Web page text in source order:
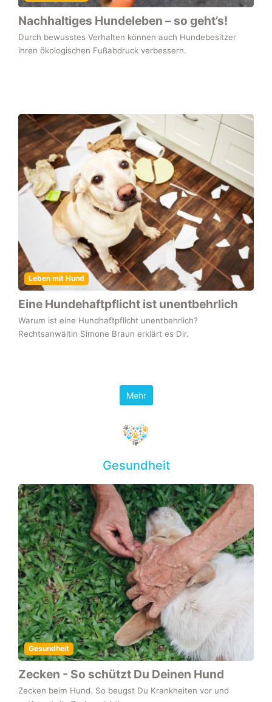
Nachhaltiges Hundeleben – so geht’s!
Durch bewusstes Verhalten können auch Hundebesitzer
ihren ökologischen Fußabdruck verbessern.
Leben mit Hund
Eine Hundehaftpflicht ist unentbehrlich
Warum ist eine Hundhaftpflicht unentbehrlich?
Rechtsanwältin Simone Braun erklärt es Dir.
Mehr
Gesundheit
Gesundheit
Zecken - So schützt Du Deinen Hund
Zecken beim Hund. So beugst Du Krankheiten vor und